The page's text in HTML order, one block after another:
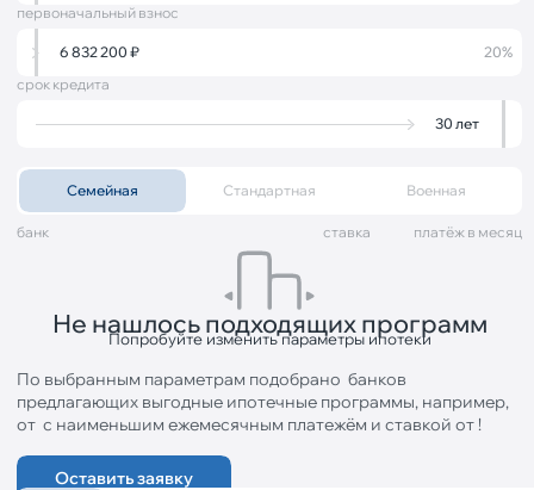
первоначальный взнос
6 832 200 ₽
20%
срок кредита
30 лет
По выбранным параметрам подобрано банков
предлагающих выгодные ипотечные программы, например,
от с наименьшим ежемесячным платежём и ставкой от !
Оставить заявку
Семейная Стандартная Военная
банк cтавка платёж в месяц
Не нашлось подходящих программ
Попробуйте изменить параметры ипотеки